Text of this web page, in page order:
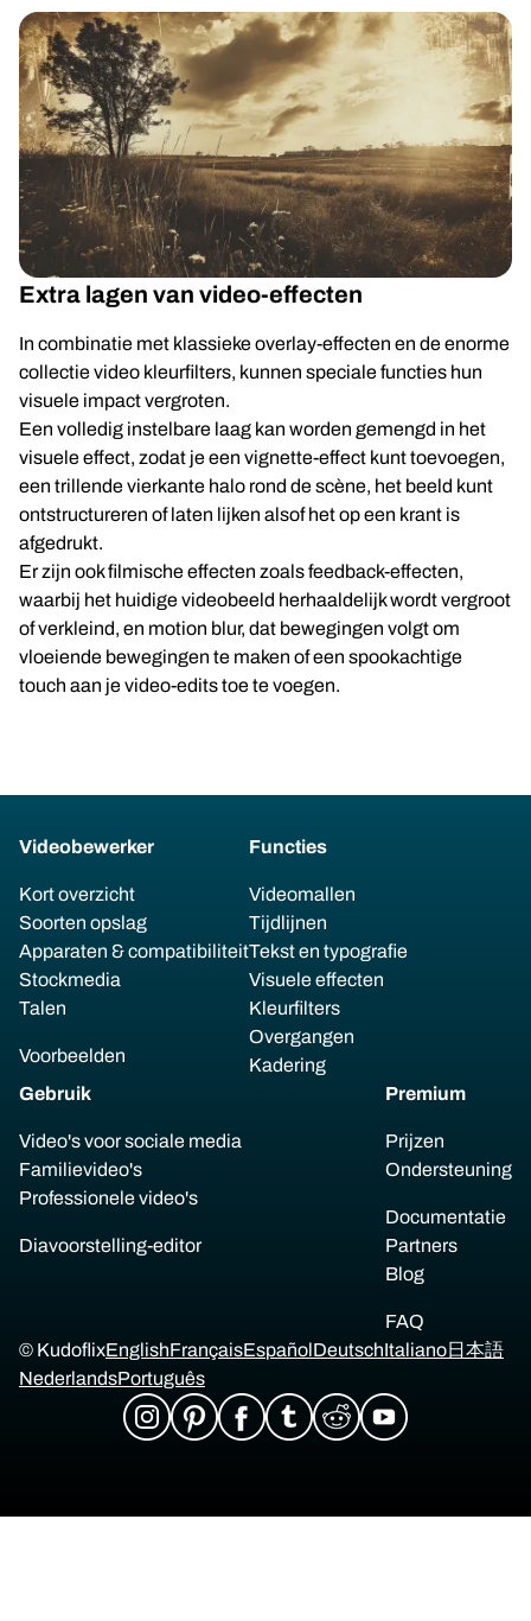
Extra lagen van video-effecten
In combinatie met klassieke overlay-effecten en de enorme
collectie video kleurfilters, kunnen speciale functies hun
visuele impact vergroten.
Een volledig instelbare laag kan worden gemengd in het
visuele effect, zodat je een vignette-effect kunt toevoegen,
een trillende vierkante halo rond de scène, het beeld kunt
ontstructureren of laten lijken alsof het op een krant is
afgedrukt.
Er zijn ook filmische effecten zoals feedback-effecten,
waarbij het huidige videobeeld herhaaldelijk wordt vergroot
of verkleind, en motion blur, dat bewegingen volgt om
vloeiende bewegingen te maken of een spookachtige
touch aan je video-edits toe te voegen.
Videobewerker
Kort overzicht
Soorten opslag
Apparaten & compatibiliteit
Stockmedia
Talen
Voorbeelden
Functies
Videomallen
Tijdlijnen
Tekst en typografie
Visuele effecten
Kleurfilters
Overgangen
Kadering
Gebruik
Video's voor sociale media
Familievideo's
Professionele video's
Diavoorstelling-editor
Premium
Prijzen
Ondersteuning
Documentatie
Partners
Blog
FAQ
© KudoflixEnglishFrançaisEspañolDeutschItaliano日本語
NederlandsPortuguês